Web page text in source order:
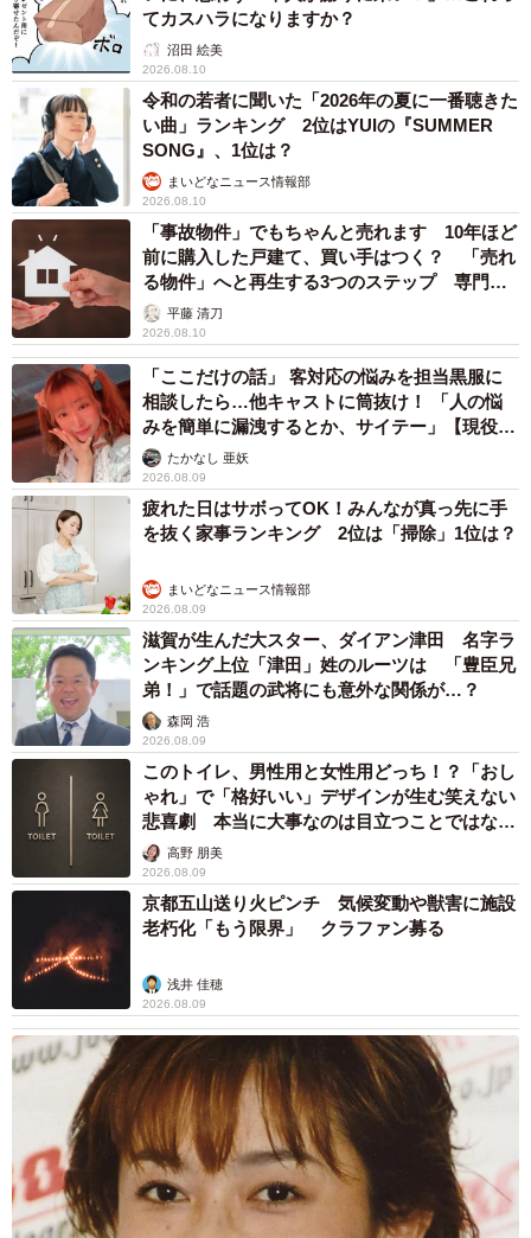
てカスハラになりますか？
沼田 絵美
2026.08.10
令和の若者に聞いた「2026年の夏に一番聴きた
い曲」ランキング 2位はYUIの『SUMMER
SONG』、1位は？
まいどなニュース情報部
2026.08.10
「事故物件」でもちゃんと売れます 10年ほど
前に購入した戸建て、買い手はつく？ 「売れ
る物件」へと再生する3つのステップ 専門家
が解説平藤 清刀
2026.08.10
「ここだけの話」 客対応の悩みを担当黒服に
相談したら…他キャストに筒抜け！ 「人の悩
みを簡単に漏洩するとか、サイテー」【現役キ
ャストに取材】
たかなし 亜妖
2026.08.09
疲れた日はサボってOK！みんなが真っ先に手
を抜く家事ランキング 2位は「掃除」1位は？
まいどなニュース情報部
2026.08.09
滋賀が生んだ大スター、ダイアン津田 名字ラ
ンキング上位「津田」姓のルーツは 「豊臣兄
弟！」で話題の武将にも意外な関係が…？
森岡 浩
2026.08.09
このトイレ、男性用と女性用どっち！？「おし
ゃれ」で「格好いい」デザインが生む笑えない
悲喜劇 本当に大事なのは目立つことではな
く…高野 朋美
2026.08.09
京都五山送り火ピンチ 気候変動や獣害に施設
老朽化「もう限界」 クラファン募る
浅井 佳穂
2026.08.09